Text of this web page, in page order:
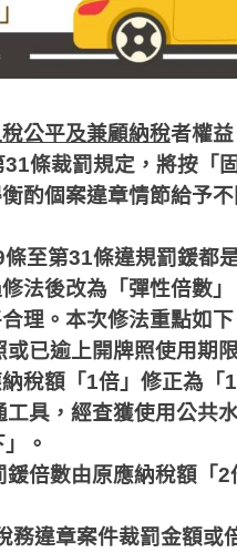
公平及兼顧納稅者權
31條裁罰規定，將按「
酌個案違章情節給予
條至第31條違規罰鍰都
法後改為「彈性倍數
理。本次修法重點如下
已逾上開牌照使用期
稅額「 1倍」修正為「 1
具，經查獲使用公共
。
倍數由原應納稅額「2
違章案件裁罰金額或